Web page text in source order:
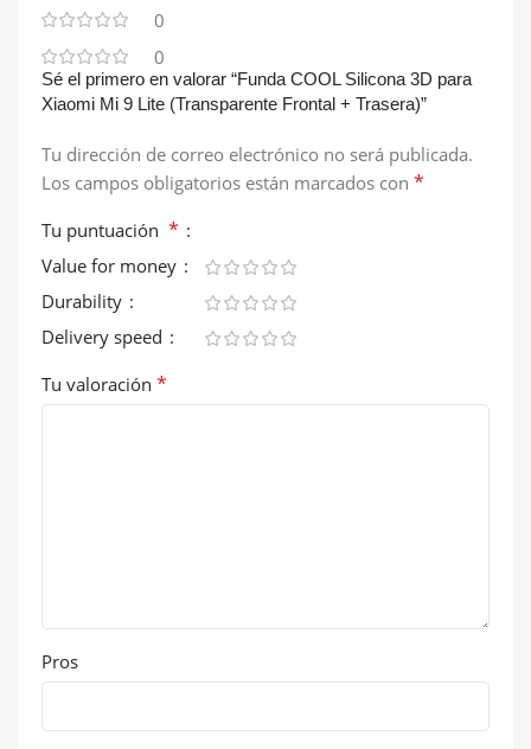
0
0
Sé el primero en valorar “Funda COOL Silicona 3D para
Xiaomi Mi 9 Lite (Transparente Frontal + Trasera)”
Tu dirección de correo electrónico no será publicada.
Los campos obligatorios están marcados con *
Tu puntuación *
Value for money
Durability
Delivery speed
Tu valoración *
Pros